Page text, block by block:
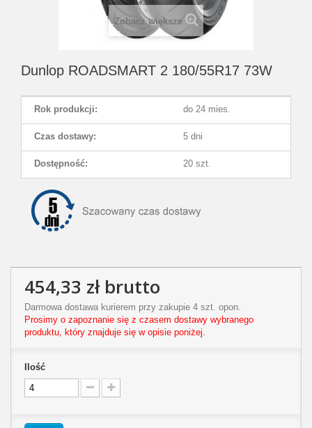
Zobacz większe
Dunlop ROADSMART 2 180/55R17 73W
Rok produkcji: do 24 mies.
Czas dostawy: 5 dni
Dostępność: 20 szt.
454,33 złbrutto
Darmowa dostawa kurierem przy zakupie 4 szt. opon.
Prosimy o zapoznanie się z czasem dostawy wybranego
produktu, który znajduje się w opisie poniżej.
Ilość